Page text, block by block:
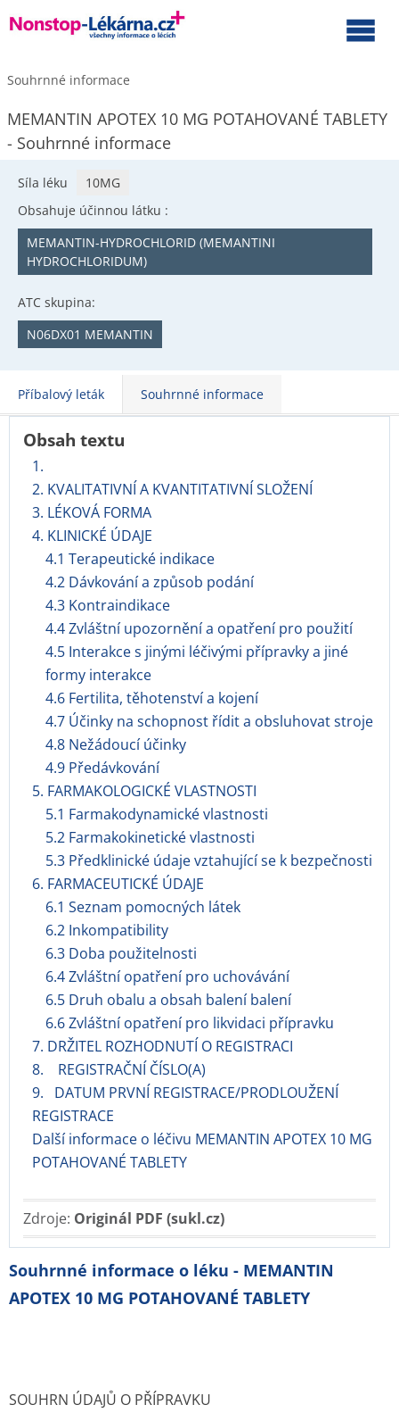
Souhrnné informace
MEMANTIN APOTEX 10 MG POTAHOVANÉ TABLETY
- Souhrnné informace
Síla léku
10MG
Obsahuje účinnou látku :
MEMANTIN-HYDROCHLORID (MEMANTINI
HYDROCHLORIDUM)
ATC skupina:
N06DX01 MEMANTIN
Příbalový leták Souhrnné informace
Obsah textu
1.
2. KVALITATIVNÍ A KVANTITATIVNÍ SLOŽENÍ
3. LÉKOVÁ FORMA
4. KLINICKÉ ÚDAJE
4.1 Terapeutické indikace
4.2 Dávkování a způsob podání
4.3 Kontraindikace
4.4 Zvláštní upozornění a opatření pro použití
4.5 Interakce s jinými léčivými přípravky a jiné
formy interakce
4.6 Fertilita, těhotenství a kojení
4.7 Účinky na schopnost řídit a obsluhovat stroje
4.8 Nežádoucí účinky
4.9 Předávkování
5. FARMAKOLOGICKÉ VLASTNOSTI
5.1 Farmakodynamické vlastnosti
5.2 Farmakokinetické vlastnosti
5.3 Předklinické údaje vztahující se k bezpečnosti
6. FARMACEUTICKÉ ÚDAJE
6.1 Seznam pomocných látek
6.2 Inkompatibility
6.3 Doba použitelnosti
6.4 Zvláštní opatření pro uchovávání
6.5 Druh obalu a obsah balení balení
6.6 Zvláštní opatření pro likvidaci přípravku
7. DRŽITEL ROZHODNUTÍ O REGISTRACI
8. REGISTRAČNÍ ČÍSLO(A)
9. DATUM PRVNÍ REGISTRACE/PRODLOUŽENÍ
REGISTRACE
Další informace o léčivu MEMANTIN APOTEX 10 MG
POTAHOVANÉ TABLETY
Zdroje: Originál PDF (sukl.cz)
Souhrnné informace o léku - MEMANTIN
APOTEX 10 MG POTAHOVANÉ TABLETY
SOUHRN ÚDAJŮ O PŘÍPRAVKU